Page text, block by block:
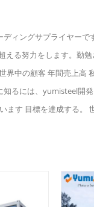
ィングサプライヤーで
る努力をします。勤
界中の顧客 年間売上高
るには、yumisteel開
す 目標を達成する。